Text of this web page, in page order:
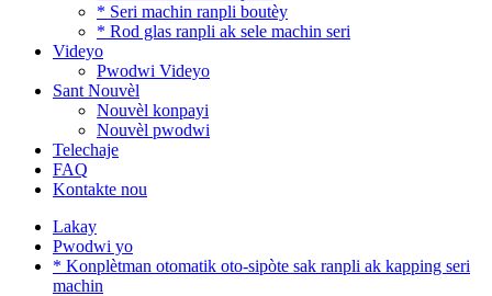
* Seri machin ranpli boutèy
* Rod glas ranpli ak sele machin seri
Videyo
Pwodwi Videyo
Sant Nouvèl
Nouvèl konpayi
Nouvèl pwodwi
Telechaje
FAQ
Kontakte nou
Lakay
Pwodwi yo
* Konplètman otomatik oto-sipòte sak ranpli ak kapping seri
machin